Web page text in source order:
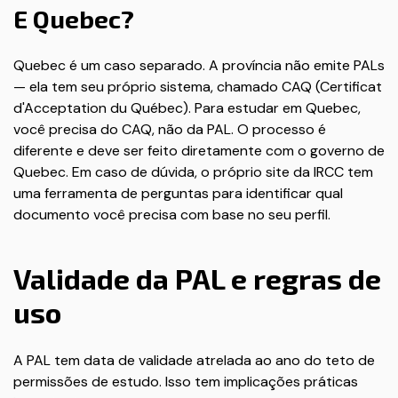
E Quebec?
Quebec é um caso separado. A província não emite PALs
— ela tem seu próprio sistema, chamado CAQ (Certificat
d'Acceptation du Québec). Para estudar em Quebec,
você precisa do CAQ, não da PAL. O processo é
diferente e deve ser feito diretamente com o governo de
Quebec. Em caso de dúvida, o próprio site da IRCC tem
uma ferramenta de perguntas para identificar qual
documento você precisa com base no seu perfil.
Validade da PAL e regras de
uso
A PAL tem data de validade atrelada ao ano do teto de
permissões de estudo. Isso tem implicações práticas